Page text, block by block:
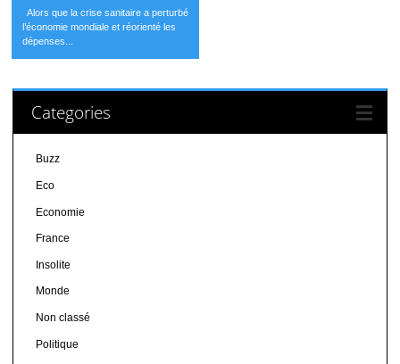
Alors que la crise sanitaire a perturbé
l’économie mondiale et réorienté les
dépenses...
Categories
Buzz
Eco
Economie
France
Insolite
Monde
Non classé
Politique